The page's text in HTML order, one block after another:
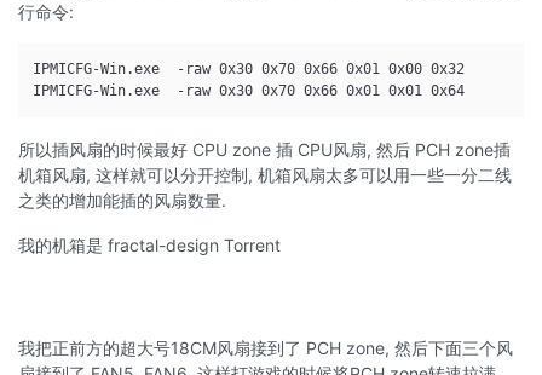
行命令:
IPMICFG-Win.exe  -raw 0x30 0x70 0x66 0x01 0x00 0x32
所以插风扇的时候最好 CPU zone 插 CPU风扇, 然后 PCH zone插
机箱风扇, 这样就可以分开控制, 机箱风扇太多可以用一些一分二线
之类的增加能插的风扇数量.
我的机箱是 fractal-design Torrent
我把正前方的超大号18CM风扇接到了 PCH zone, 然后下面三个风